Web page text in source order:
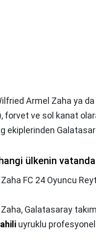
Armel Zaha ya
forvet ve sol kanat
ekiplerinden
ülkenin
FC 24 Oyuncu
Galatasaray
uyruklu